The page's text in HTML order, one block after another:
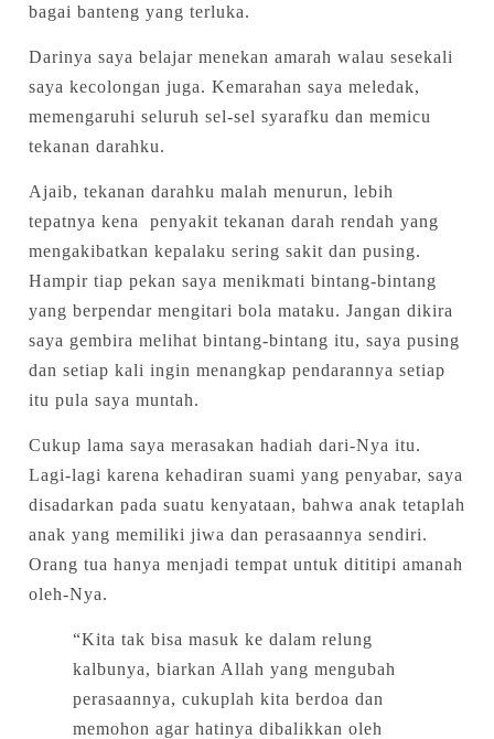
bagai banteng yang terluka.
Darinya saya belajar menekan amarah walau sesekali
saya kecolongan juga. Kemarahan saya meledak,
memengaruhi seluruh sel-sel syarafku dan memicu
tekanan darahku.
Ajaib, tekanan darahku malah menurun, lebih
tepatnya kena penyakit tekanan darah rendah yang
mengakibatkan kepalaku sering sakit dan pusing.
Hampir tiap pekan saya menikmati bintang-bintang
yang berpendar mengitari bola mataku. Jangan dikira
saya gembira melihat bintang-bintang itu, saya pusing
dan setiap kali ingin menangkap pendarannya setiap
itu pula saya muntah.
Cukup lama saya merasakan hadiah dari-Nya itu.
Lagi-lagi karena kehadiran suami yang penyabar, saya
disadarkan pada suatu kenyataan, bahwa anak tetaplah
anak yang memiliki jiwa dan perasaannya sendiri.
Orang tua hanya menjadi tempat untuk dititipi amanah
oleh-Nya.
“Kita tak bisa masuk ke dalam relung
kalbunya, biarkan Allah yang mengubah
perasaannya, cukuplah kita berdoa dan
memohon agar hatinya dibalikkan oleh